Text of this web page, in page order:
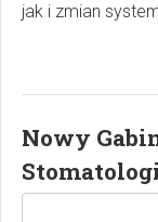
jak i zmian
Nowy